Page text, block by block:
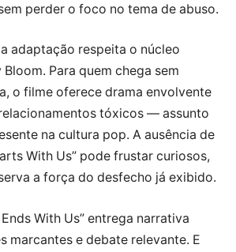
perder o foco no tema de abuso.
adaptação respeita o núcleo
Para quem chega sem
o filme oferece drama envolvente
tóxicos — assunto
na cultura pop. A ausência de
With Us” pode frustar curiosos,
a força do desfecho já exibido.
With Us” entrega narrativa
marcantes e debate relevante. E